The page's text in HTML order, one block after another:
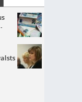
-